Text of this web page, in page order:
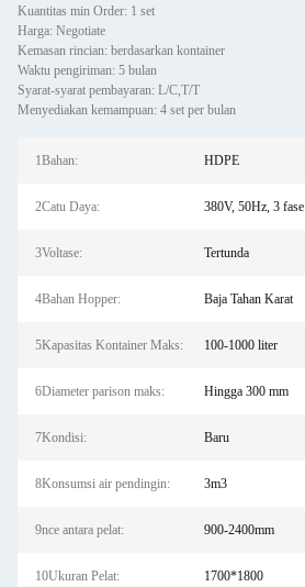
Kuantitas min Order: 1 set
Harga: Negotiate
Kemasan rincian: berdasarkan kontainer
Waktu pengiriman: 5 bulan
Syarat-syarat pembayaran: L/C,T/T
Menyediakan kemampuan: 4 set per bulan
1Bahan: HDPE
2Catu Daya: 380V, 50Hz, 3 fase
3Voltase: Tertunda
4Bahan Hopper: Baja Tahan Karat
5Kapasitas Kontainer Maks: 100-1000 liter
6Diameter parison maks: Hingga 300 mm
7Kondisi: Baru
8Konsumsi air pendingin: 3m3
9nce antara pelat: 900-2400mm
10Ukuran Pelat: 1700*1800